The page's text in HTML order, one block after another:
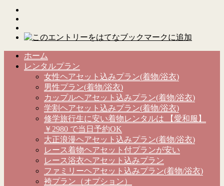
ホーム
レンタルプラン
女性ヘアセット込みプラン(着物/浴衣)
男性プラン(着物/浴衣)
カップルヘアセット込みプラン(着物/浴衣)
学割ヘアセット込みプラン(着物/浴衣)
修学旅行生に安い着物レンタルは 【愛和服】
￥2980 で当日予約OK
大正浪漫ヘアセット込みプラン(着物/浴衣)
レース着物ヘアセット付プランが安い
レース浴衣ヘアセット込みプラン
ファミリーヘアセット込みプラン(着物/浴衣)
袴プラン（オプション）